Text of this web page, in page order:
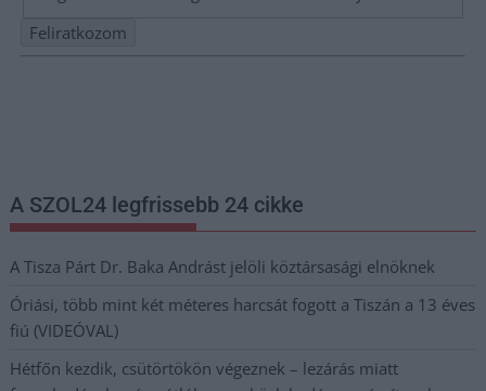
A SZOL24 legfrissebb 24 cikke
A Tisza Párt Dr. Baka Andrást jelöli köztársasági elnöknek
Óriási, több mint két méteres harcsát fogott a Tiszán a 13 éves
fiú (VIDEÓVAL)
Hétfőn kezdik, csütörtökön végeznek – lezárás miatt